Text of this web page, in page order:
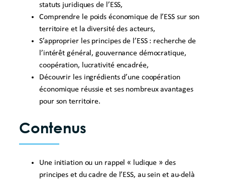
statuts juridiques de l’ESS,
Comprendre le poids économique de l’ESS sur son
territoire et la diversité des acteurs,
S’approprier les principes de l’ESS : recherche de
l’intérêt général, gouvernance démocratique,
coopération, lucrativité encadrée,
Découvrir les ingrédients d’une coopération
économique réussie et ses nombreux avantages
pour son territoire.
Contenus
Une initiation ou un rappel « ludique » des
principes et du cadre de l’ESS, au sein et au-delà